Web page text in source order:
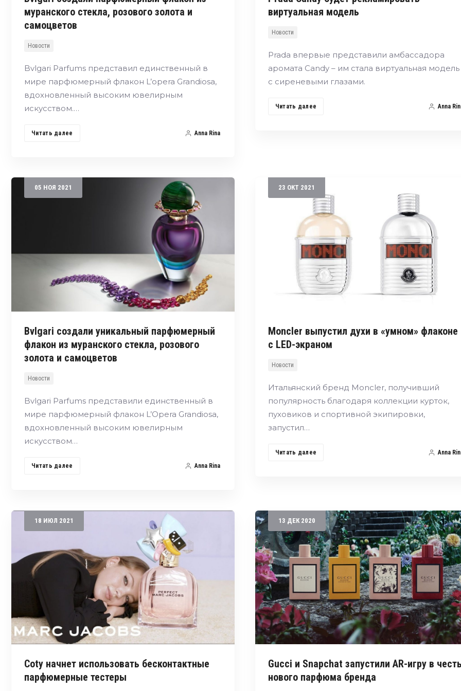
муранского стекла, розового золота и
самоцветов
Новости
Bvlgari Parfums представил единственный в
мире парфюмерный флакон L’opera Grandiosa,
вдохновленный высоким ювелирным
искусством.…
Читать далее Anna Rina
виртуальная модель
Новости
Prada впервые представили амбассадора
аромата Candy – им стала виртуальная модель
с сиреневыми глазами.
Читать далее Anna
05 НОЯ 2021
Bvlgari создали уникальный парфюмерный
флакон из муранского стекла, розового
золота и самоцветов
Новости
Bvlgari Parfums представили единственный в
мире парфюмерный флакон L’Opera Grandiosa,
вдохновленный высоким ювелирным
искусством…
Читать далее Anna Rina
23 ОКТ 2021
Moncler выпустил духи в «умном» флаконе
с LED-экраном
Новости
Итальянский бренд Moncler, получивший
популярность благодаря коллекции курток,
пуховиков и спортивной экипировки,
запустил…
Читать далее Anna
18 ИЮЛ 2021
Coty начнет использовать бесконтактные
парфюмерные тестеры
13 ДЕК 2020
Gucci и Snapchat запустили AR-игру в
нового парфюма бренда